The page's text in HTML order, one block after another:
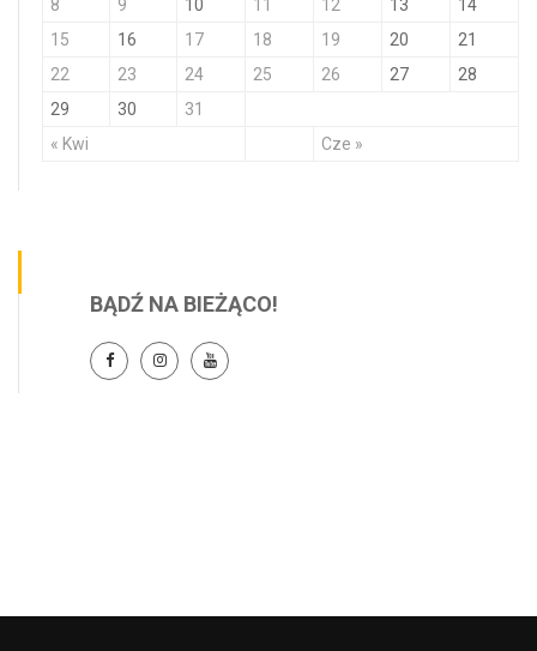
« Kwi Cze »
8
9 10 11 12 13
14
15
16 17 18 19 20
21
22
23 24 25 26 27
28
29
30 31
BĄDŹ NA BIEŻĄCO!